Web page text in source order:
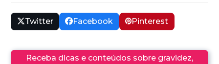
Twitter Facebook Pinterest
Receba dicas e conteúdos sobre gravidez,